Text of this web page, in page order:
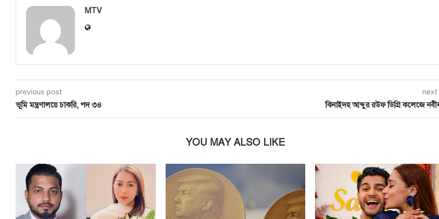
MTV
previous post
ভূমি মন্ত্রণালয়ে চাকরি, পদ ৩৪ ঝিনাইদহ আব্দুর রউফ ডিগ্রি কলেজে
YOU MAY ALSO LIKE